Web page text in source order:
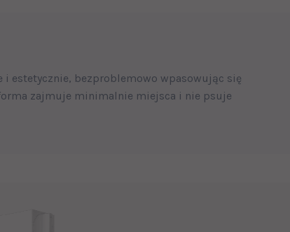
i estetycznie, bezproblemowo wpasowując się
zajmuje minimalnie miejsca i nie psuje